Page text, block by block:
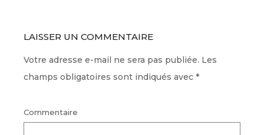
LAISSER UN COMMENTAIRE
Votre adresse e-mail ne sera pas publiée. Les
champs obligatoires sont indiqués avec*
Commentaire